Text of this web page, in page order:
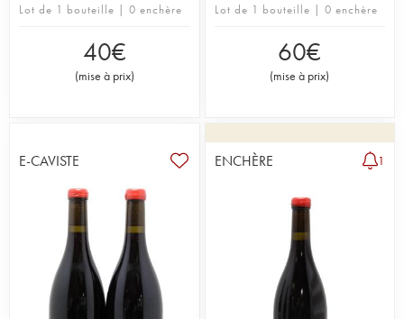
Lot de 1 bouteille | 0 enchère
40€
(mise à prix)
Lot de 1 bouteille | 0 enchère
60€
(mise à prix)
E-CAVISTE ENCHÈRE 1